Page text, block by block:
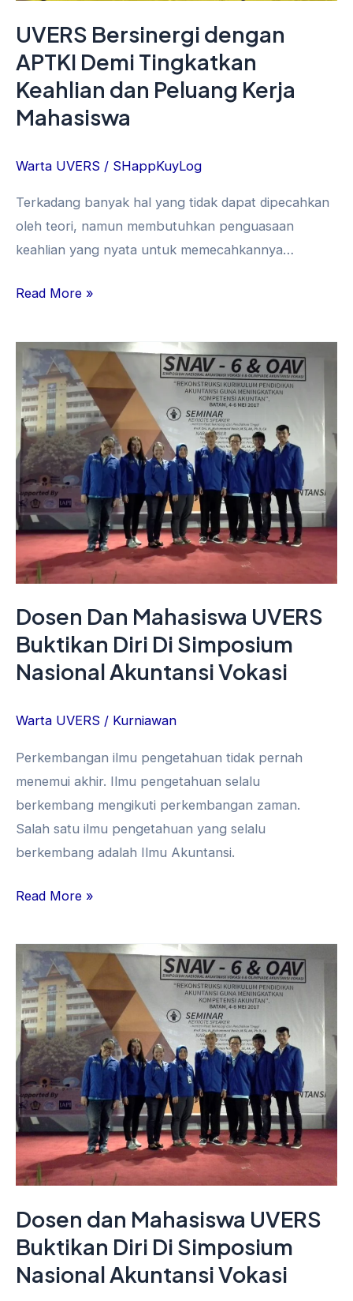
UVERS Bersinergi dengan
APTKI Demi Tingkatkan
Keahlian dan Peluang Kerja
Mahasiswa
Warta UVERS / SHappKuyLog
Terkadang banyak hal yang tidak dapat dipecahkan
oleh teori, namun membutuhkan penguasaan
keahlian yang nyata untuk memecahkannya…
Mahasiswa
Read More »
Dosen Dan Mahasiswa UVERS
Buktikan Diri Di Simposium
Nasional Akuntansi Vokasi
Warta UVERS / Kurniawan
Perkembangan ilmu pengetahuan tidak pernah
menemui akhir. Ilmu pengetahuan selalu
berkembang mengikuti perkembangan zaman.
Salah satu ilmu pengetahuan yang selalu
berkembang adalah Ilmu Akuntansi.
Dosen
Dan
Mahasiswa
UVERS
Buktikan
Diri
Di
Simposium
Nasional
Akuntansi
Read More »
Dosen dan Mahasiswa UVERS
Buktikan Diri Di Simposium
Nasional Akuntansi Vokasi
Dosen
dan
Mahasiswa
UVERS
Buktikan
Diri
Di
Simposium
Nasional
Akuntansi